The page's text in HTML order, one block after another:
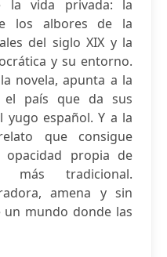
la vida privada: la
los albores de la
del siglo XIX y la
y su entorno.
novela, apunta a la
país que da sus
yugo español. Y a la
que consigue
opacidad propia de
más tradicional.
amena y sin
mundo donde las